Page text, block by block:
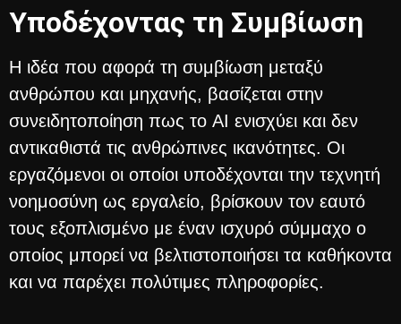
Υποδέχοντας τη Συμβίωση
Η ιδέα που αφορά τη συμβίωση μεταξύ
ανθρώπου και μηχανής, βασίζεται στην
συνειδητοποίηση πως το AI ενισχύει και δεν
αντικαθιστά τις ανθρώπινες ικανότητες. Οι
εργαζόμενοι οι οποίοι υποδέχονται την τεχνητή
νοημοσύνη ως εργαλείο, βρίσκουν τον εαυτό
τους εξοπλισμένο με έναν ισχυρό σύμμαχο ο
οποίος μπορεί να βελτιστοποιήσει τα καθήκοντα
και να παρέχει πολύτιμες πληροφορίες.